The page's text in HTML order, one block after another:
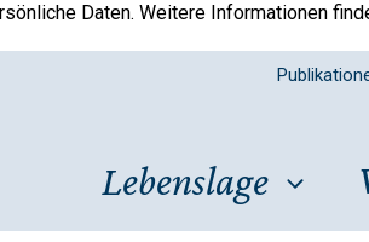
Daten. Weitere Informationen
Lebenslage